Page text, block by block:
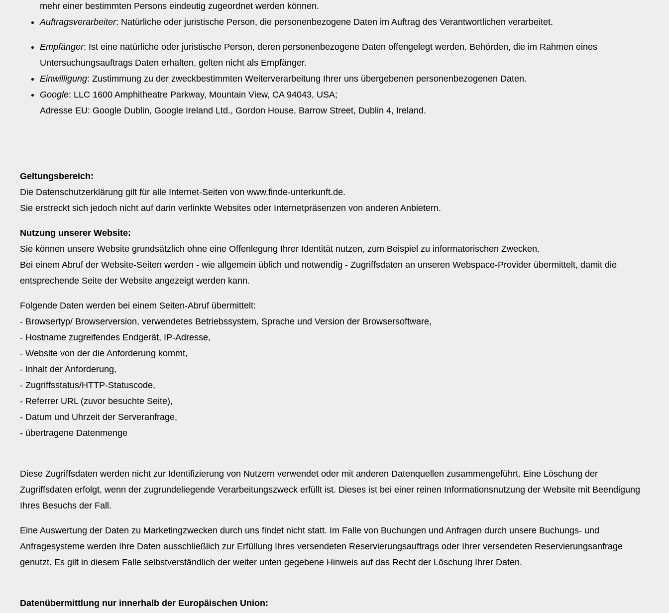
mehr einer bestimmten Persons eindeutig zugeordnet werden können.
Auftragsverarbeiter: Natürliche oder juristische Person, die personenbezogene Daten im Auftrag des Verantwortlichen verarbeitet.
Empfänger: Ist eine natürliche oder juristische Person, deren personenbezogene Daten offengelegt werden. Behörden, die im Rahmen eines
Untersuchungsauftrags Daten erhalten, gelten nicht als Empfänger.
Einwilligung: Zustimmung zu der zweckbestimmten Weiterverarbeitung Ihrer uns übergebenen personenbezogenen Daten.
Google: LLC 1600 Amphitheatre Parkway, Mountain View, CA 94043, USA;
Adresse EU: Google Dublin, Google Ireland Ltd., Gordon House, Barrow Street, Dublin 4, Ireland.
Geltungsbereich:
Die Datenschutzerklärung gilt für alle Internet-Seiten von www.finde-unterkunft.de.
Sie erstreckt sich jedoch nicht auf darin verlinkte Websites oder Internetpräsenzen von anderen Anbietern.
Nutzung unserer Website:
Sie können unsere Website grundsätzlich ohne eine Offenlegung Ihrer Identität nutzen, zum Beispiel zu informatorischen Zwecken.
Bei einem Abruf der Website-Seiten werden - wie allgemein üblich und notwendig - Zugriffsdaten an unseren Webspace-Provider übermittelt, damit die
entsprechende Seite der Website angezeigt werden kann.
Folgende Daten werden bei einem Seiten-Abruf übermittelt:
- Browsertyp/ Browserversion, verwendetes Betriebssystem, Sprache und Version der Browsersoftware,
- Hostname zugreifendes Endgerät, IP-Adresse,
- Website von der die Anforderung kommt,
- Inhalt der Anforderung,
- Zugriffsstatus/HTTP-Statuscode,
- Referrer URL (zuvor besuchte Seite),
- Datum und Uhrzeit der Serveranfrage,
- übertragene Datenmenge
Diese Zugriffsdaten werden nicht zur Identifizierung von Nutzern verwendet oder mit anderen Datenquellen zusammengeführt. Eine Löschung der
Zugriffsdaten erfolgt, wenn der zugrundeliegende Verarbeitungszweck erfüllt ist. Dieses ist bei einer reinen Informationsnutzung der Website mit Beendigung
Ihres Besuchs der Fall.
Eine Auswertung der Daten zu Marketingzwecken durch uns findet nicht statt. Im Falle von Buchungen und Anfragen durch unsere Buchungs- und
Anfragesysteme werden Ihre Daten ausschließlich zur Erfüllung Ihres versendeten Reservierungsauftrags oder Ihrer versendeten Reservierungsanfrage
genutzt. Es gilt in diesem Falle selbstverständlich der weiter unten gegebene Hinweis auf das Recht der Löschung Ihrer Daten.
Datenübermittlung nur innerhalb der Europäischen Union: